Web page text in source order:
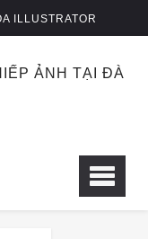
ILLUSTRATOR
ẢNH TẠI ĐÀ